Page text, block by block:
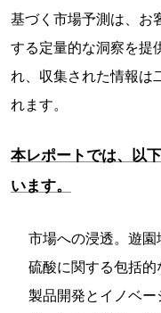
基づく市場予測は、お
する定量的な洞察を提
れ、収集された情報は
れます。
本レポートでは、以
います。
市場への浸透。遊
硫酸に関する包括的
製品開発とイノベ